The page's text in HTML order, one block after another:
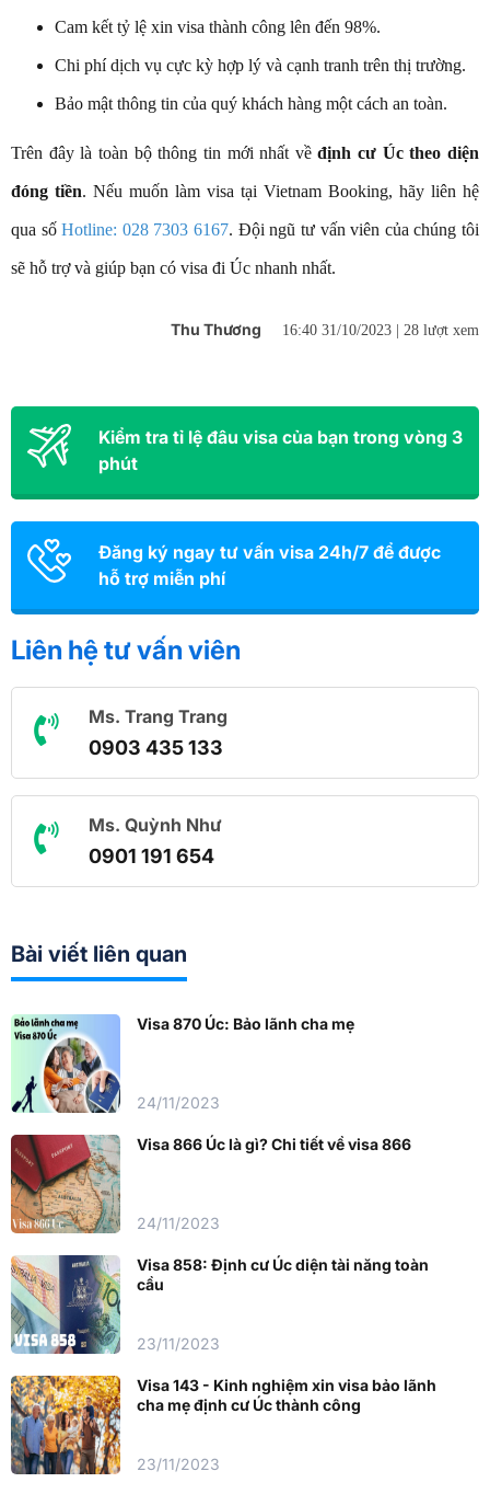
Cam kết tỷ lệ xin visa thành công lên đến 98%.
Chi phí dịch vụ cực kỳ hợp lý và cạnh tranh trên thị trường.
Bảo mật thông tin của quý khách hàng một cách an toàn.
Trên đây là toàn bộ thông tin mới nhất vềđịnh cư Úc theo diện
đóng tiền. Nếu muốn làm visa tại Vietnam Booking, hãy liên hệ
qua sốHotline: 028 7303 6167. Đội ngũ tư vấn viên của chúng tôi
sẽ hỗ trợ và giúp bạn có visa đi Úc nhanh nhất.
Thu Thương 16:40 31/10/2023 | 28 lượt xem
Kiểm tra tỉ lệ đâu visa của bạn trong vòng 3
phút
Đăng ký ngay tư vấn visa 24h/7 để được
hỗ trợ miễn phí
Liên hệ tư vấn viên
Ms. Trang Trang
0903 435 133
Ms. Quỳnh Như
0901 191 654
Bài viết liên quan
Visa 870 Úc: Bảo lãnh cha mẹ
24/11/2023
Visa 866 Úc là gì? Chi tiết về visa 866
24/11/2023
Visa 858: Định cư Úc diện tài năng toàn
cầu
23/11/2023
Visa 143 - Kinh nghiệm xin visa bảo lãnh
cha mẹ định cư Úc thành công
23/11/2023